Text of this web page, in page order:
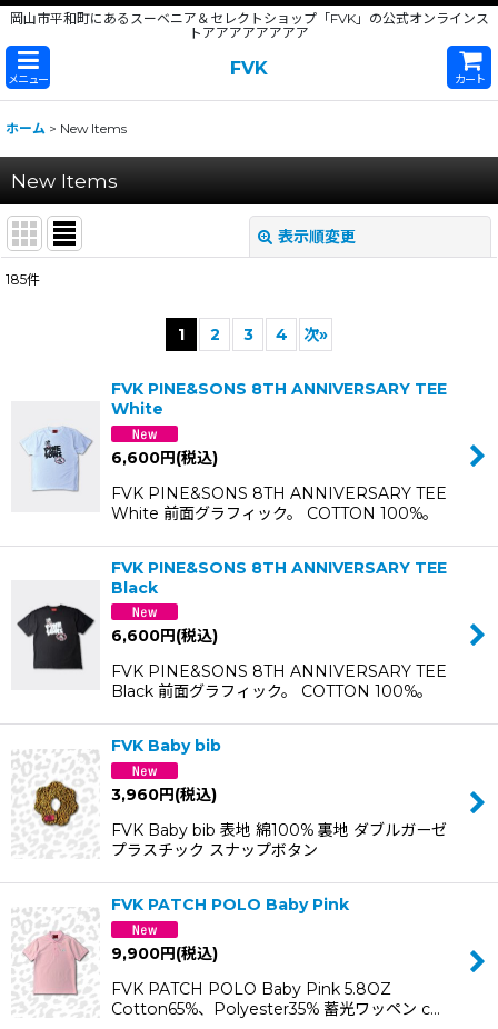
岡山市平和町にあるスーベニア＆セレクトショップ「FVK」の公式オンラインス
トアアアアアアアア
メニュー
FVK
カート
ホーム > New Items
New Items
表示順変更
185件
1 2 3 4 次»
FVK PINE&SONS 8TH ANNIVERSARY TEE
White
6,600円(税込)
FVK PINE&SONS 8TH ANNIVERSARY TEE
White 前面グラフィック。 COTTON 100%。
FVK PINE&SONS 8TH ANNIVERSARY TEE
Black
6,600円(税込)
FVK PINE&SONS 8TH ANNIVERSARY TEE
Black 前面グラフィック。 COTTON 100%。
FVK Baby bib
3,960円(税込)
FVK Baby bib 表地 綿100% 裏地 ダブルガーゼ
プラスチック スナップボタン
FVK PATCH POLO Baby Pink
9,900円(税込)
FVK PATCH POLO Baby Pink 5.8OZ
Cotton65%、Polyester35% 蓄光ワッペン c…